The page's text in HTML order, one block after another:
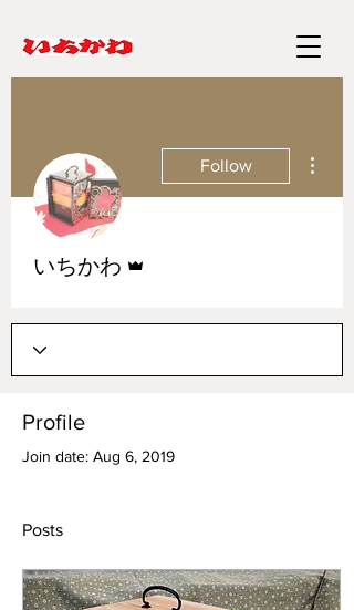
Follow
いちかわ
Profile
Join date: Aug 6, 2019
Posts